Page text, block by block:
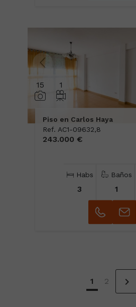
15 1
Piso en Carlos Haya
Ref. AC1-09632,8
243.000 €
Habs
3
Baños
1
1 2 chevron_right